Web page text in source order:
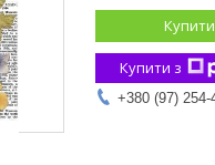
Купити
Купити з
+380 (97) 254-